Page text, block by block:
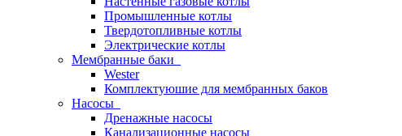
Промышленные котлы
Твердотопливные котлы
Электрические котлы
Мембранные баки
Wester
Комплектуюшие для мембранных баков
Насосы
Дренажные насосы
Канализационные насосы